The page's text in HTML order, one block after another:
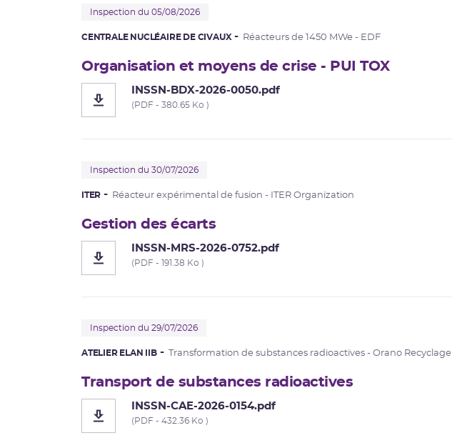
Inspection du 05/08/2026
CENTRALE NUCLÉAIRE DE CIVAUX Réacteurs de 1450 MWe - EDF
Organisation et moyens de crise - PUI TOX
INSSN-BDX-2026-0050.pdf
(PDF - 380.65 Ko )
Inspection du 30/07/2026
ITER Réacteur expérimental de fusion - ITER Organization
Gestion des écarts
INSSN-MRS-2026-0752.pdf
(PDF - 191.38 Ko )
Inspection du 29/07/2026
ATELIER ELAN IIB Transformation de substances radioactives - Orano Recyclage
Transport de substances radioactives
INSSN-CAE-2026-0154.pdf
(PDF - 432.36 Ko )